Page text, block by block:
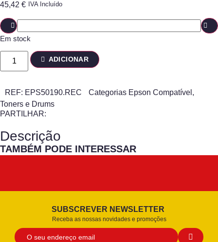
45,42 € IVA Incluído
Em stock
ADICIONAR
REF: EPS50190.REC Categorias Epson Compatível ,
Toners e Drums
PARTILHAR:
Descrição
TAMBÉM PODE INTERESSAR
SUBSCREVER NEWSLETTER
Receba as nossas novidades e promoções